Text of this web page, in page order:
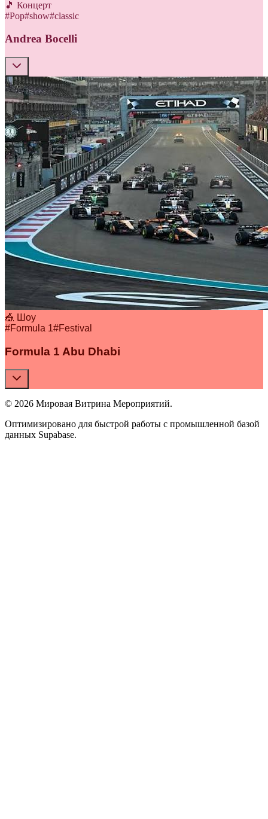
🎵 Концерт
#Pop#show#classic
Andrea Bocelli
🎪 Шоу
#Formula 1#Festival
Formula 1 Abu Dhabi
© 2026 Мировая Витрина Мероприятий.
Оптимизировано для быстрой работы с промышленной базой
данных Supabase.